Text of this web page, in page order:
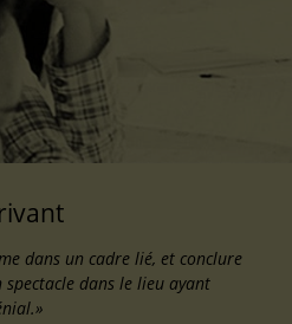
dans un cadre lié, et conclure
dans le lieu ayant